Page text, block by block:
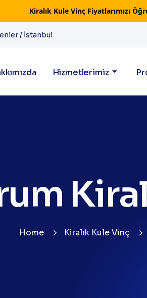
Kiralık Kule Vinç Fiyatlarımızı
/ İstanbul
Hizmetlerimiz
Home Kiralık Kule Vinç